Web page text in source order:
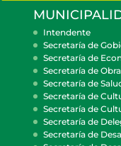
Intendente
Secretaría de
Secretaría de
Secretaría de
Secretaría de
Secretaría de
Secretaría de
Secretaría de
Secretaría de